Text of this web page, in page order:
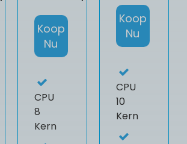
Koop
Nu
CPU
8
Kern
Koop
Nu
CPU
10
Kern